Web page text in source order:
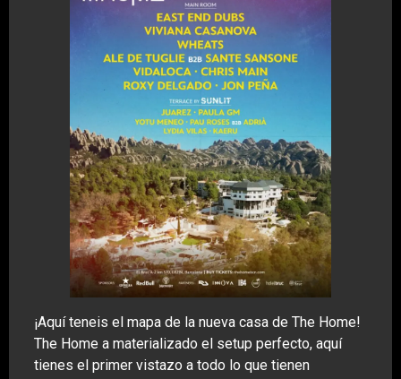
¡Aquí teneis el mapa de la nueva casa de The Home!
The Home a materializado el setup perfecto, aquí
tienes el primer vistazo a todo lo que tienen